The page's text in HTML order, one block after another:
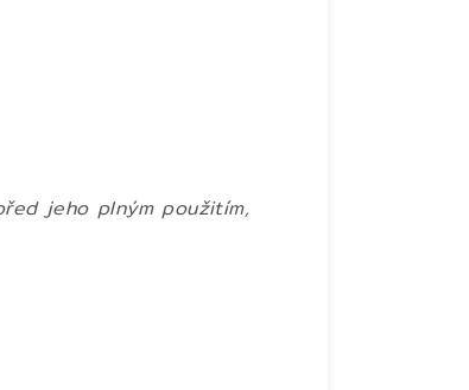
jeho plným použitím,